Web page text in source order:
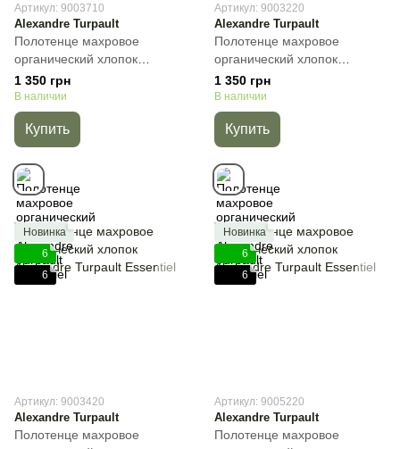
Артикул: 9003710
Alexandre Turpault
Полотенце махровое
органический хлопок
Alexandre Turpault Essentiel,
Светло-серый, 40х60 см,
Гостевое
1 350 грн
В наличии
Купить
Артикул: 9003220
Alexandre Turpault
Полотенце махровое
органический хлопок
Alexandre Turpault Essentiel,
Капучино, 40х60 см,
Гостевое
1 350 грн
В наличии
Купить
Новинка
6
6
Артикул: 9003420
Alexandre Turpault
Полотенце махровое
Новинка
6
6
Артикул: 9005220
Alexandre Turpault
Полотенце махровое